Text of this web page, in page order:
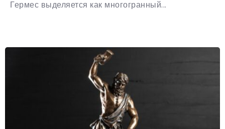
Гермес выделяется как многогранный...